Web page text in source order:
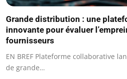
Grande distribution : une
innovante pour évaluer
fournisseurs
EN BREF Plateforme collaborative
de grande…